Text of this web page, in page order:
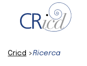
Cricd Ricerca